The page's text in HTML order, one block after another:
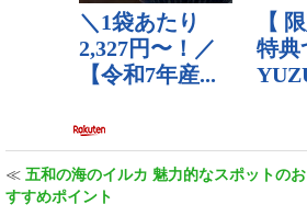
≪ 五和の海のイルカ 魅力的なスポットのお
すすめポイント